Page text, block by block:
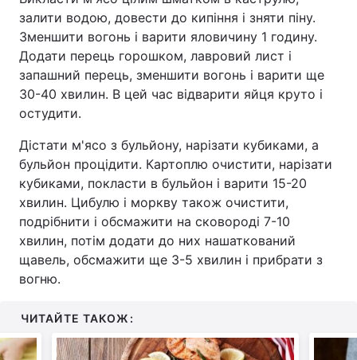
залити водою, довести до кипіння і зняти піну.
Зменшити вогонь і варити яловичину 1 годину.
Додати перець горошком, лавровий лист і
запашний перець, зменшити вогонь і варити ще
30-40 хвилин. В цей час відварити яйця круто і
остудити.
Дістати м'ясо з бульйону, нарізати кубиками, а
бульйон процідити. Картоплю очистити, нарізати
кубиками, покласти в бульйон і варити 15-20
хвилин. Цибулю і моркву також очистити,
подрібнити і обсмажити на сковороді 7-10
хвилин, потім додати до них нашаткований
щавель, обсмажити ще 3-5 хвилин і прибрати з
вогню.
ЧИТАЙТЕ ТАКОЖ: